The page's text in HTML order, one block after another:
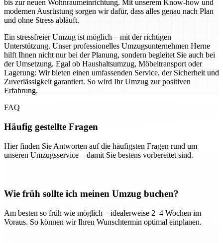
bis zur neuen Wohnraumeinrichtung. Mit unserem Know-how und
modernen Ausrüstung sorgen wir dafür, dass alles genau nach Plan
und ohne Stress abläuft.
Ein stressfreier Umzug ist möglich – mit der richtigen
Unterstützung. Unser professionelles Umzugsunternehmen Herne
hilft Ihnen nicht nur bei der Planung, sondern begleitet Sie auch bei
der Umsetzung. Egal ob Haushaltsumzug, Möbeltransport oder
Lagerung: Wir bieten einen umfassenden Service, der Sicherheit und
Zuverlässigkeit garantiert. So wird Ihr Umzug zur positiven
Erfahrung.
FAQ
Häufig gestellte Fragen
Hier finden Sie Antworten auf die häufigsten Fragen rund um
unseren Umzugsservice – damit Sie bestens vorbereitet sind.
Wie früh sollte ich meinen Umzug buchen?
Am besten so früh wie möglich – idealerweise 2–4 Wochen im
Voraus. So können wir Ihren Wunschtermin optimal einplanen.